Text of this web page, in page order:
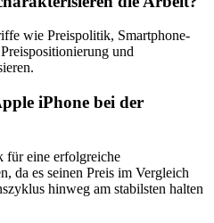
wie Preispolitik, Smartphone-
und
iPhone bei der
für eine erfolgreiche
da es seinen Preis im Vergleich
hinweg am stabilsten halten